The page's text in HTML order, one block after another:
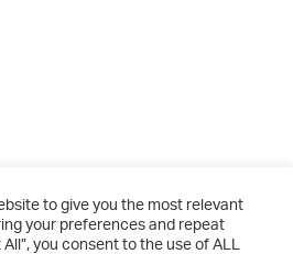
Αλεξάνδρας Κανελλοπούλου
to give you the most relevant
your preferences and repeat
you consent to the use of ALL